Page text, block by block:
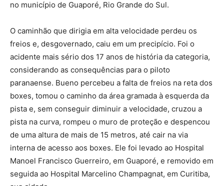
no município de Guaporé, Rio Grande do Sul.
O caminhão que dirigia em alta velocidade perdeu os
freios e, desgovernado, caiu em um precipício. Foi o
acidente mais sério dos 17 anos de história da categoria,
considerando as consequências para o piloto
paranaense. Bueno percebeu a falta de freios na reta dos
boxes, tomou o caminho da área gramada à esquerda da
pista e, sem conseguir diminuir a velocidade, cruzou a
pista na curva, rompeu o muro de proteção e despencou
de uma altura de mais de 15 metros, até cair na via
interna de acesso aos boxes. Ele foi levado ao Hospital
Manoel Francisco Guerreiro, em Guaporé, e removido em
seguida ao Hospital Marcelino Champagnat, em Curitiba,